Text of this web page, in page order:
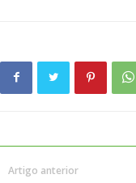
Artigo anterior